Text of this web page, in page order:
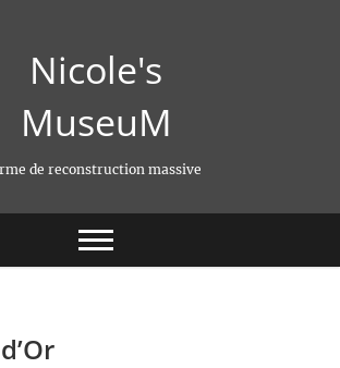
Nicole's
MuseuM
de reconstruction massive